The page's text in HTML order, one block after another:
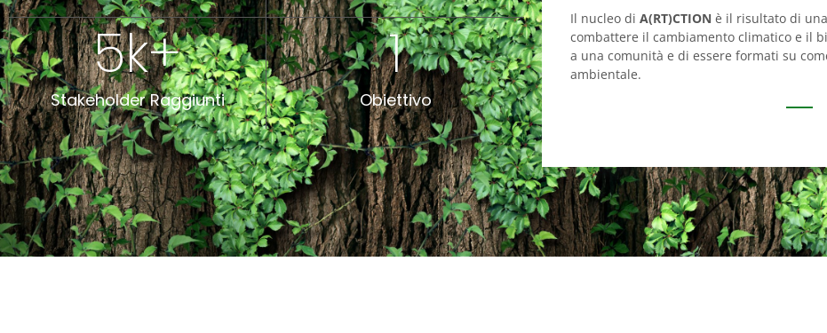
Stakeholder Raggiunti
5k+
Obiettivo
1
Il nucleo di A(RT)CTION è il risultato di
combattere il cambiamento climatico e il
a una comunità e di essere formati su
ambientale.